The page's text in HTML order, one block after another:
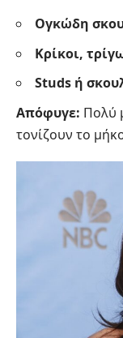
Ογκώδη
Κρίκοι,
Studs ή
Απόφυγε: Πολύ
τονίζουν το